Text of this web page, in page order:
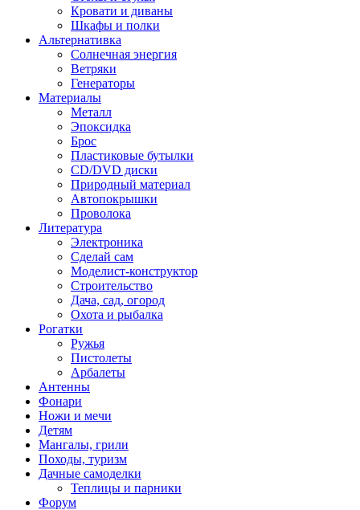
Кровати и диваны
Шкафы и полки
Альтернативка
Солнечная энергия
Ветряки
Генераторы
Материалы
Металл
Эпоксидка
Брос
Пластиковые бутылки
CD/DVD диски
Природный материал
Автопокрышки
Проволока
Литература
Электроника
Сделай сам
Моделист-конструктор
Строительство
Дача, сад, огород
Охота и рыбалка
Рогатки
Ружья
Пистолеты
Арбалеты
Антенны
Фонари
Ножи и мечи
Детям
Мангалы, грили
Походы, туризм
Дачные самоделки
Теплицы и парники
Форум